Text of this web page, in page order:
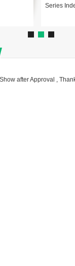
Series
after Approval ,